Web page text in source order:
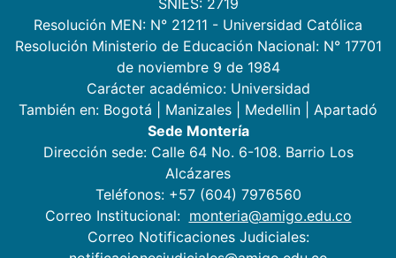
Resolución MEN: N° 21211 - Universidad Católica
Resolución Ministerio de Educación Nacional: N° 17701
de noviembre 9 de 1984
Carácter académico: Universidad
También en: Bogotá Manizales Medellin
Apartadó
Sede Montería
Dirección sede: Calle 64 No. 6-108. Barrio Los
Alcázares
Teléfonos: +57 (604) 7976560
Correo Institucional: monteria@amigo.edu.co
Correo Notificaciones Judiciales: